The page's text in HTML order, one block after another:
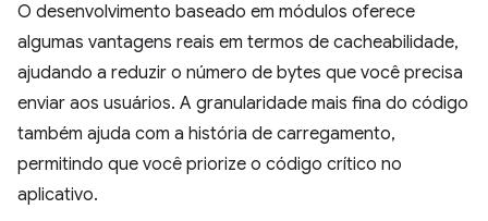
O desenvolvimento baseado em módulos oferece
algumas vantagens reais em termos de cacheabilidade,
ajudando a reduzir o número de bytes que você precisa
enviar aos usuários. A granularidade mais fina do código
também ajuda com a história de carregamento,
permitindo que você priorize o código crítico no
aplicativo.